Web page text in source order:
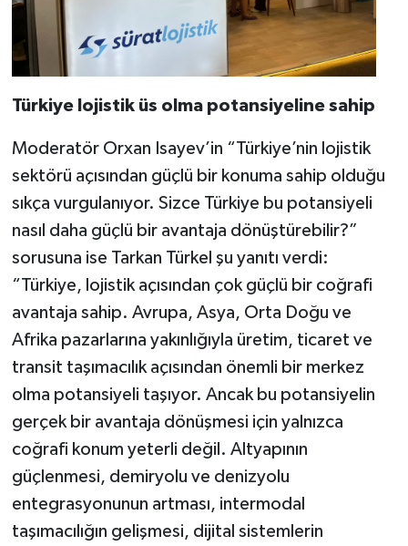
Türkiye lojistik üs olma potansiyeline sahip
Moderatör Orxan Isayev’in “Türkiye’nin lojistik
sektörü açısından güçlü bir konuma sahip olduğu
sıkça vurgulanıyor. Sizce Türkiye bu potansiyeli
nasıl daha güçlü bir avantaja dönüştürebilir?”
sorusuna ise Tarkan Türkel şu yanıtı verdi:
“Türkiye, lojistik açısından çok güçlü bir coğrafi
avantaja sahip. Avrupa, Asya, Orta Doğu ve
Afrika pazarlarına yakınlığıyla üretim, ticaret ve
transit taşımacılık açısından önemli bir merkez
olma potansiyeli taşıyor. Ancak bu potansiyelin
gerçek bir avantaja dönüşmesi için yalnızca
coğrafi konum yeterli değil. Altyapının
güçlenmesi, demiryolu ve denizyolu
entegrasyonunun artması, intermodal
taşımacılığın gelişmesi, dijital sistemlerin